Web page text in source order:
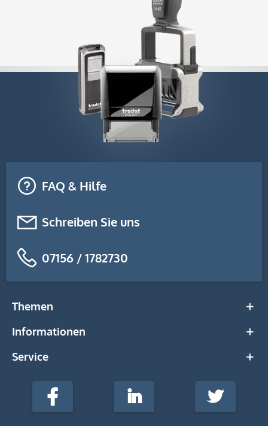
FAQ & Hilfe
Schreiben Sie uns
07156 / 1782730
Themen
Informationen
Service
stempel-
Media
Facebook LinkedIn Twitter